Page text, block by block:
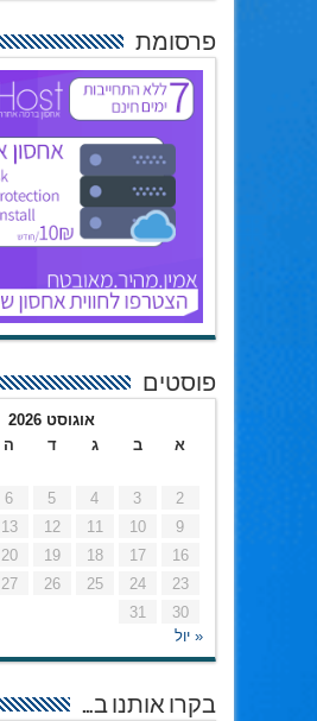
פרסומת
פוסטים
אוגוסט 2026
א
ב ג ד ה
2
3
4
5
6
9
10
11
12
13
16
17
18
19
20
23
24
25
26
27
30
31
« יול
בקרו אותנו ב…